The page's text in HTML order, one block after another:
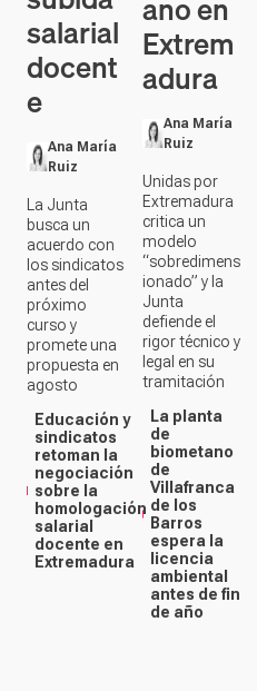
salarial
docent
e
Ana María
Ruiz
La Junta
busca un
acuerdo con
los sindicatos
antes del
próximo
curso y
promete una
propuesta en
agosto
Educación y
sindicatos
retoman la
negociación
sobre la
homologación
salarial
docente en
Extremadura
ano en
Extrem
adura
Ana María
Ruiz
Unidas por
Extremadura
critica un
modelo
“sobredimens
ionado” y la
Junta
defiende el
rigor técnico y
legal en su
tramitación
La planta
de
biometano
de
Villafranca
de los
Barros
espera la
licencia
ambiental
antes de fin
de año